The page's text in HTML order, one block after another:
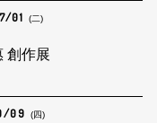
01 (二)
創作展
09 (四)